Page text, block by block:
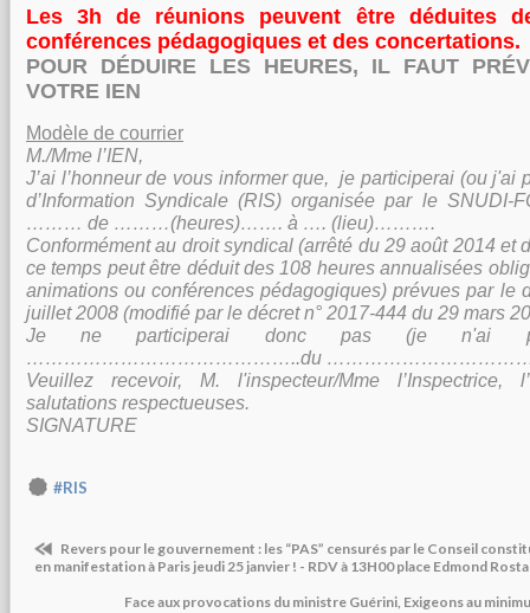
Les 3h de réunions peuvent être déduites
conférences pédagogiques et des concertations.
POUR DÉDUIRE LES HEURES, IL FAUT
VOTRE IEN
Modèle de courrier
M./Mme l’IEN,
J’ai l’honneur de vous informer que, je participerai (ou j'ai
d’Information Syndicale (RIS) organisée par le
……… de ………(heures)……. à …. (lieu)……….
Conformément au droit syndical (arrêté du 29 août 2014 et
ce temps peut être déduit des 108 heures annualisées
animations ou conférences pédagogiques) prévues par le
juillet 2008 (modifié par le décretn° 2017-444 du 29 mars
Je ne participerai donc pas (je n'ai
……………………………………..du
Veuillez recevoir, M. l'inspecteur/Mme l’Inspectrice,
salutations respectueuses.
SIGNATURE
#RIS
Revers pour le gouvernement : les “PAS” censurés par le Conseil
en manifestation à Paris jeudi 25 janvier ! - RDV à 13H00 place Edmond
Face aux provocations du ministre Guérini, Exigeons au